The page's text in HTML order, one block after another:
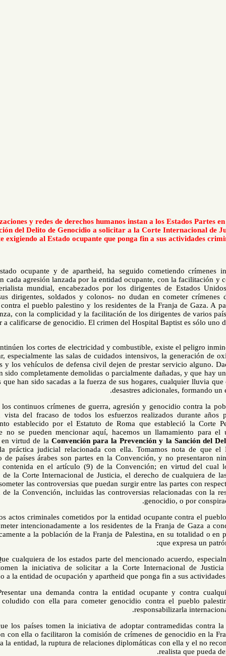
Organizaciones y redes de derechos humanos instan a los
Prevención del Delito de Genocidio a solicitar a la Corte
urgente exigiendo al Estado ocupante que ponga fin a sus
Israel, el Estado ocupante y de apartheid, ha seguido
palestino. En cada agresión lanzada por la entidad ocupante, con
centro imperialista mundial, encabezados por los dirigentes de
ocupante -sus dirigentes, soldados y colonos- no dudan en
humanidad contra el pueblo palestino y los residentes de la Franja
ocupante lanza, con la complicidad y la facilitación de los dirigentes
puede llegar a calificarse de genocidio. El crimen del Hospital
Mientras continúen los cortes de electricidad y combustible, existe
de funcionar, especialmente las salas de cuidados intensivos, la
ambulancias y los vehículos de defensa civil dejen de prestar
de Gaza han sido completamente demolidas o parcialmente
desplazadas que han sido sacadas a la fuerza de sus hogares,
desastres
En vista de los continuos crímenes de guerra, agresión y
Gaza, y en vista del fracaso de todos los esfuerzos realizados
enjuiciamiento establecido por el Estatuto de Roma que
razones que no se pueden mencionar aquí, hacemos un
disponibles en virtud de laConvención para la Prevención y la
práctica y la práctica judicial relacionada con ella. Tomamos
significativo de países árabes son partes en la Convención, y no
disposición contenida en el artículo (9) de la Convención; en
jurisdicción de la Corte Internacional de Justicia, el derecho de
conflicto a someter las controversias que puedan surgir entre las
o ejecución de la Convención, incluidas las controversias
genocidio,
Dado que los actos criminales cometidos por la entidad ocupante
implican someter intencionadamente a los residentes de la Franja
destruir físicamente a la población de la Franja de Palestina, en su
que
Primero:Que cualquiera de los estados parte del mencionado
islámicos, tomen la iniciativa de solicitar a la Corte
exigiendo a la entidad de ocupación y apartheid que ponga fin a
Segundo:Presentar una demanda contra la entidad ocupante y
apoyado o coludido con ella para cometer genocidio contra el
Tercero:Que los países tomen la iniciativa de adoptar
confabularon con ella o facilitaron la comisión de crímenes de
económico a la entidad, la ruptura de relaciones diplomáticas con
realista